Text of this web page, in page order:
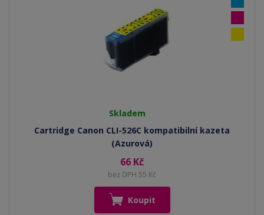
Skladem
Cartridge Canon CLI-526C kompatibilní kazeta
(Azurová)
66 Kč
bez DPH 55 Kč
Koupit